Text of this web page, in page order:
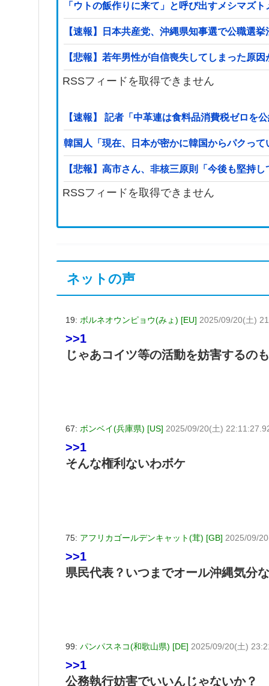
「ウトの飯作りに来て」と呼び出すメシマズ
【速報】日本共産党、沖縄県知事選で公職選
【悲報】若年男性が自信喪失してしまった
RSSフィードを取得できません
【速報】 記者「中革連は食料品消費税ゼロ
韓国人「現在、日本が密かに韓国からパクっ
【悲報】高市さん、非核三原則「今後も堅持
RSSフィードを取得できません
ネットの声
19: ボルネオウンピョウ(みょ) [EU] 2025/09/20(土)
>>1
じゃあコイツ等の活動を妨害するの
67: ボンベイ(兵庫県) [US] 2025/09/20(土)
>>1
そんな権利ないわボケ
75: アフリカゴールデンキャット(茸) [GB] 2025/09/
>>1
県民代表？いつまでオール沖縄気分
99: パンパスネコ(和歌山県) [DE] 2025/09/20(土)
>>1
公務執行妨害でいいんじゃないか？